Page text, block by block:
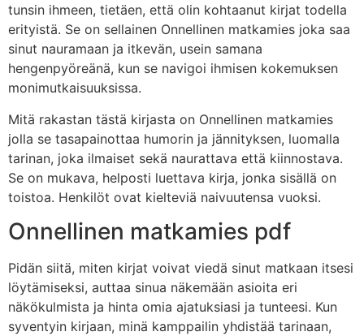
tunsin ihmeen, tietäen, että olin kohtaanut kirjat todella
erityistä. Se on sellainen Onnellinen matkamies joka saa
sinut nauramaan ja itkevän, usein samana
hengenpyöreänä, kun se navigoi ihmisen kokemuksen
monimutkaisuuksissa.
Mitä rakastan tästä kirjasta on Onnellinen matkamies
jolla se tasapainottaa humorin ja jännityksen, luomalla
tarinan, joka ilmaiset sekä naurattava että kiinnostava.
Se on mukava, helposti luettava kirja, jonka sisällä on
toistoa. Henkilöt ovat kielteviä naivuutensa vuoksi.
Onnellinen matkamies pdf
Pidän siitä, miten kirjat voivat viedä sinut matkaan itsesi
löytämiseksi, auttaa sinua näkemään asioita eri
näkökulmista ja hinta omia ajatuksiasi ja tunteesi. Kun
syventyin kirjaan, minä kamppailin yhdistää tarinaan,